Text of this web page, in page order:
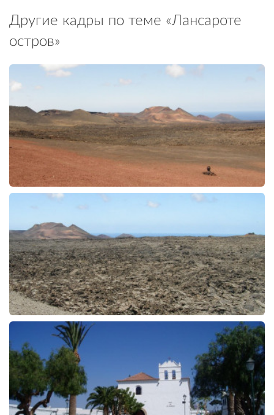
Другие кадры по теме «Лансароте
остров»